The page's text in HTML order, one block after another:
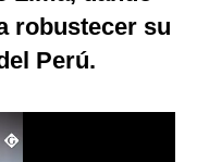
robustecer su
Perú.